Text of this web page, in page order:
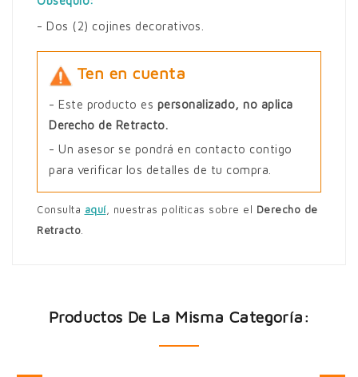
- Dos (2) cojines decorativos.
Ten en cuenta
- Este producto es personalizado, no aplica
Derecho de Retracto.
- Un asesor se pondrá en contacto contigo
para verificar los detalles de tu compra.
Consulta aquí, nuestras políticas sobre el Derecho de
Retracto.
Productos De La Misma Categoría: